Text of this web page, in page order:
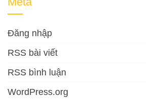
Đăng nhập
RSS bài viết
RSS bình luận
WordPress.org